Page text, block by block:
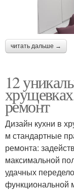
читать дальше →
12
ремонт
Дизайн кухни в
м стандартные
ремонта:
максимальной
удачных
функциональной